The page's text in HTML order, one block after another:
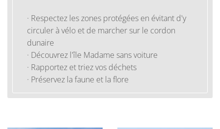
· Respectez les zones protégées en évitant d'y
circuler à vélo et de marcher sur le cordon
dunaire
· Découvrez l'île Madame sans voiture
· Rapportez et triez vos déchets
· Préservez la faune et la flore